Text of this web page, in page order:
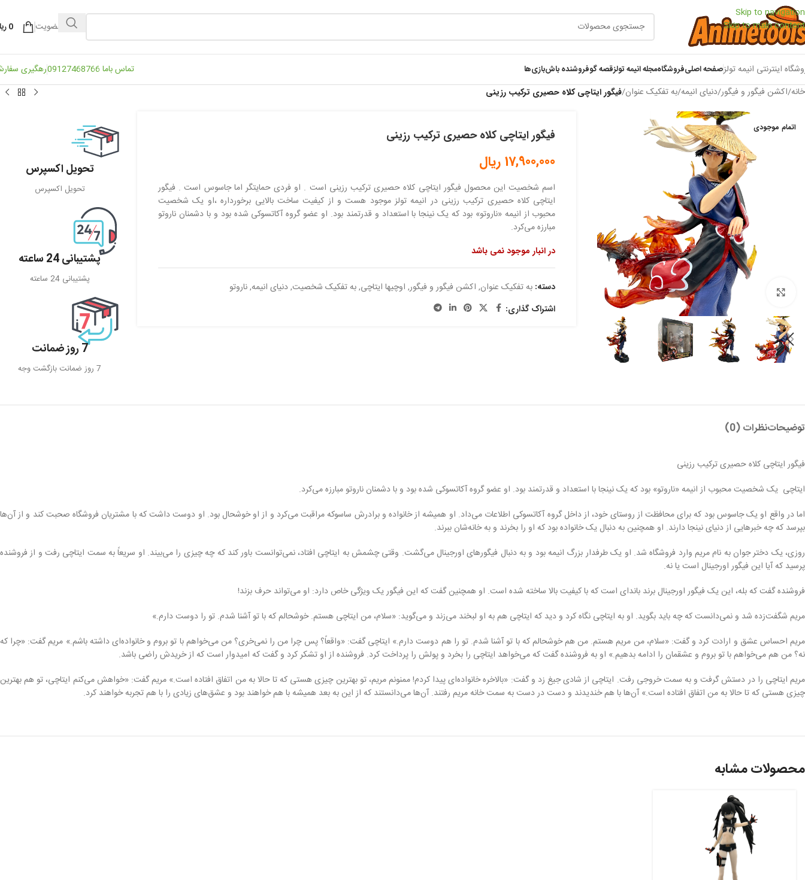
Skip to navigation
Skip to main content
ورود / عضویت 0
اینترنتی انیمه تولزصفحه اصلیفروشگاهمجله انیمه تولزقصه گوفروشنده باشبازی‌ها تماس باما 09127468766
رهگیری
خانه/اکشن فیگور و فیگور/دنیای انیمه/به تفکیک عنوان/فیگور ایتاچی کلاه حصیری ترکیب رزینی
اتمام موجودی
بزرگنمایی تصویر
فیگور ایتاچی کلاه حصیری ترکیب رزینی
17,900,000 ریال
اسم شخصیت این محصول فیگور ایتاچی کلاه حصیری ترکیب رزینی است . او فردی حمایتگر اما جاسوس است . فیگور
ایتاچی کلاه حصیری ترکیب رزینی در انیمه تولز موجود هست و از کیفیت ساخت بالایی برخورداره ،او یک شخصیت
محبوب از انیمه «ناروتو» بود که یک نینجا با استعداد و قدرتمند بود. او عضو گروه آکاتسوکی شده بود و با دشمنان ناروتو
مبارزه می‌کرد.
در انبار موجود نمی باشد
دسته: به تفکیک عنوان, اکشن فیگور و فیگور, اوچیها ایتاچی,به تفکیک شخصیت,دنیای انیمه,ناروتو
اشتراک گذاری:
تحویل اکسپرس
تحویل اکسپرس
پشتیبانی 24 ساعته
پشتیبانی 24 ساعته
7 روز ضمانت
7 روز ضمانت بازگشت وجه
توضیحاتنظرات (0)
فیگور ایتاچی کلاه حصیری ترکیب رزینی
ایتاچی یک شخصیت محبوب از انیمه «ناروتو» بود که یک نینجا با استعداد و قدرتمند بود. او عضو گروه آکاتسوکی شده بود و با دشمنان ناروتو مبارزه می‌کرد.
اما در واقع او یک جاسوس بود که برای محافظت از روستای خود، از داخل گروه آکاتسوکی اطلاعات می‌داد. او همیشه از خانواده و برادرش ساسوکه مراقبت می‌کرد و از او خوشحال بود. او دوست داشت که با مشتریان فروشگاه صحبت کند و از آن‌ها
بپرسد که چه خبرهایی از دنیای نینجا دارند. او همچنین به دنبال یک خانواده بود که او را بخرند و به خانه‌شان ببرند.
روزی، یک دختر جوان به نام مریم وارد فروشگاه شد. او یک طرفدار بزرگ انیمه بود و به دنبال فیگورهای اورجینال می‌گشت. وقتی چشمش به ایتاچی افتاد، نمی‌توانست باور کند که چه چیزی را می‌بیند. او سریعاً به سمت ایتاچی رفت و از فروشنده
پرسید که آیا این فیگور اورجینال است یا نه.
فروشنده گفت که بله، این یک فیگور اورجینال برند باندای است که با کیفیت بالا ساخته شده است. او همچنین گفت که این فیگور یک ویژگی خاص دارد: او می‌تواند حرف بزند!
مریم شگفت‌زده شد و نمی‌دانست که چه باید بگوید. او به ایتاچی نگاه کرد و دید که ایتاچی هم به او لبخند می‌زند و می‌گوید: «سلام، من ایتاچی هستم. خوشحالم که با تو آشنا شدم. تو را دوست دارم.»
مریم احساس عشق و ارادت کرد و گفت: «سلام، من مریم هستم. من هم خوشحالم که با تو آشنا شدم. تو را هم دوست دارم.» ایتاچی گفت: «واقعاً؟ پس چرا من را نمی‌خری؟ من می‌خواهم با تو بروم و خانواده‌ای داشته باشم.» مریم گفت: «چرا که
نه؟ من هم می‌خواهم با تو بروم و عشقمان را ادامه بدهیم.» او به فروشنده گفت که می‌خواهد ایتاچی را بخرد و پولش را پرداخت کرد. فروشنده از او تشکر کرد و گفت که امیدوار است که از خریدش راضی باشد.
مریم ایتاچی را در دستش گرفت و به سمت خروجی رفت. ایتاچی از شادی جیغ زد و گفت: «بالاخره خانواده‌ای پیدا کردم! ممنونم مریم، تو بهترین چیزی هستی که تا حالا به من اتفاق افتاده است.» مریم گفت: «خواهش می‌کنم ایتاچی، تو هم بهترین
چیزی هستی که تا حالا به من اتفاق افتاده است.» آن‌ها با هم خندیدند و دست در دست به سمت خانه مریم رفتند. آن‌ها می‌دانستند که از این به بعد همیشه با هم خواهند بود و عشق‌های زیادی را با هم تجربه خواهند کرد.
محصولات مشابه